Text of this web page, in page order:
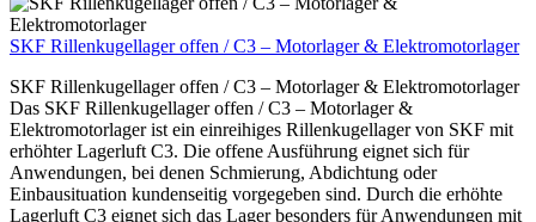
SKF Rillenkugellager offen / C3 – Motorlager & Elektromotorlager
SKF Rillenkugellager offen / C3 – Motorlager & Elektromotorlager
Das SKF Rillenkugellager offen / C3 – Motorlager &
Elektromotorlager ist ein einreihiges Rillenkugellager von SKF mit
erhöhter Lagerluft C3. Die offene Ausführung eignet sich für
Anwendungen, bei denen Schmierung, Abdichtung oder
Einbausituation kundenseitig vorgegeben sind. Durch die erhöhte
Lagerluft C3 eignet sich das Lager besonders für Anwendungen mit